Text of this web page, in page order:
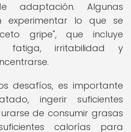
adaptación. Algunas
experimentar lo que se
gripe", que incluye
fatiga, irritabilidad y
desafíos, es importante
ingerir suficientes
de consumir grasas
calorías para